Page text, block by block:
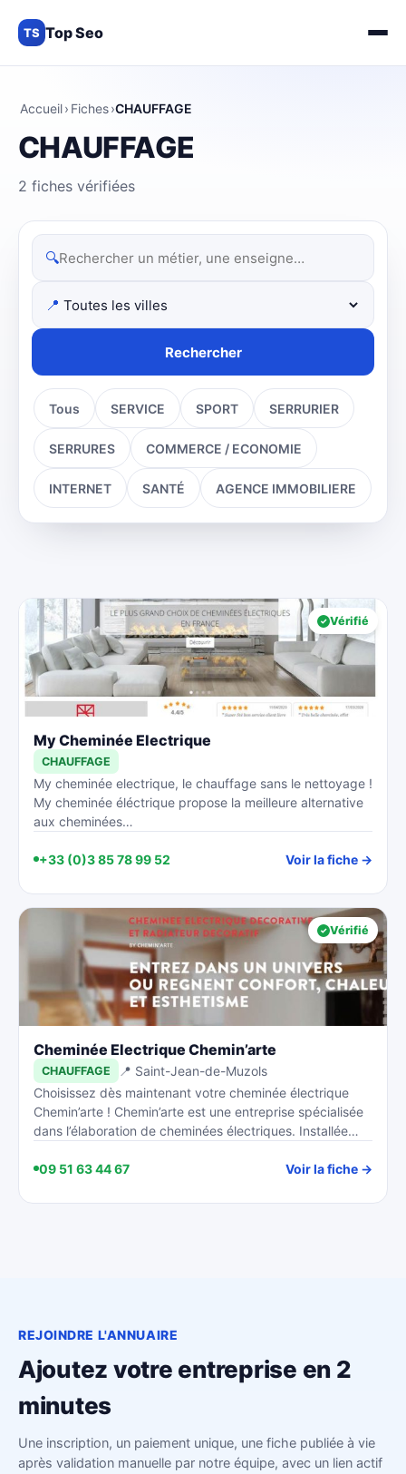
TS Top Seo
Accueil› Fiches›CHAUFFAGE
CHAUFFAGE
2 fiches vérifiées
🔍
📍
Rechercher
Tous SERVICE SPORT SERRURIER
SERRURES COMMERCE / ECONOMIE
INTERNET SANTÉ AGENCE IMMOBILIERE
Vérifié
My Cheminée Electrique
CHAUFFAGE
My cheminée electrique, le chauffage sans le nettoyage !
My cheminée éléctrique propose la meilleure alternative
aux cheminées…
+33 (0)3 85 78 99 52 Voir la fiche →
Vérifié
Cheminée Electrique Chemin’arte
CHAUFFAGE
📍 Saint-Jean-de-Muzols
Choisissez dès maintenant votre cheminée électrique
Chemin’arte ! Chemin’arte est une entreprise spécialisée
dans l’élaboration de cheminées électriques. Installée…
09 51 63 44 67 Voir la fiche →
REJOINDRE L'ANNUAIRE
Ajoutez votre entreprise en 2
minutes
Une inscription, un paiement unique, une fiche publiée à vie
après validation manuelle par notre équipe, avec un lien actif